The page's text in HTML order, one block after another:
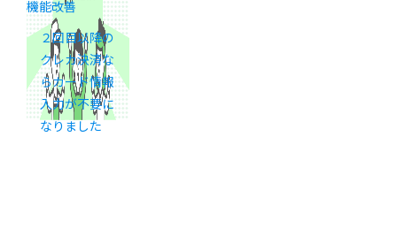
機能改善
２回目以降の
クレカ決済な
らカード情報
入力が不要に
なりました